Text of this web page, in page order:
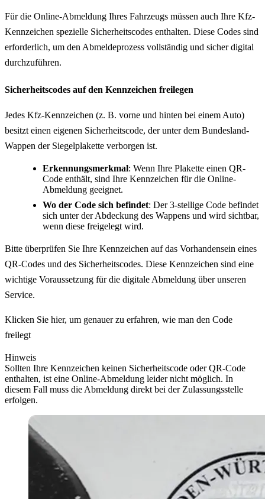
Für die Online-Abmeldung Ihres Fahrzeugs müssen auch Ihre Kfz-
Kennzeichen spezielle Sicherheitscodes enthalten. Diese Codes sind
erforderlich, um den Abmeldeprozess vollständig und sicher digital
durchzuführen.
Sicherheitscodes auf den Kennzeichen freilegen
Jedes Kfz-Kennzeichen (z. B. vorne und hinten bei einem Auto)
besitzt einen eigenen Sicherheitscode, der unter dem Bundesland-
Wappen der Siegelplakette verborgen ist.
Erkennungsmerkmal: Wenn Ihre Plakette einen QR-
Code enthält, sind Ihre Kennzeichen für die Online-
Abmeldung geeignet.
Wo der Code sich befindet: Der 3-stellige Code befindet
sich unter der Abdeckung des Wappens und wird sichtbar,
wenn diese freigelegt wird.
Bitte überprüfen Sie Ihre Kennzeichen auf das Vorhandensein eines
QR-Codes und des Sicherheitscodes. Diese Kennzeichen sind eine
wichtige Voraussetzung für die digitale Abmeldung über unseren
Service.
Klicken Sie hier, um genauer zu erfahren, wie man den Code
freilegt
Hinweis
Sollten Ihre Kennzeichen keinen Sicherheitscode oder QR-Code
enthalten, ist eine Online-Abmeldung leider nicht möglich. In
diesem Fall muss die Abmeldung direkt bei der Zulassungsstelle
erfolgen.